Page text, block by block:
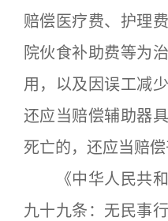
赔偿医疗费、护理
院伙食补助费等为
用，以及因误工减
还应当赔偿辅助器
死亡的，还应当赔偿
《中华人民共和
九十九条：无民事